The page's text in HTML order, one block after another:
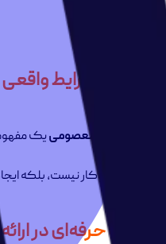
باشند.
با شرایط واقعی
کسب‌وکار معصومییک
کردن کسب‌وکار نیست، بلکه
حرفه‌ای در